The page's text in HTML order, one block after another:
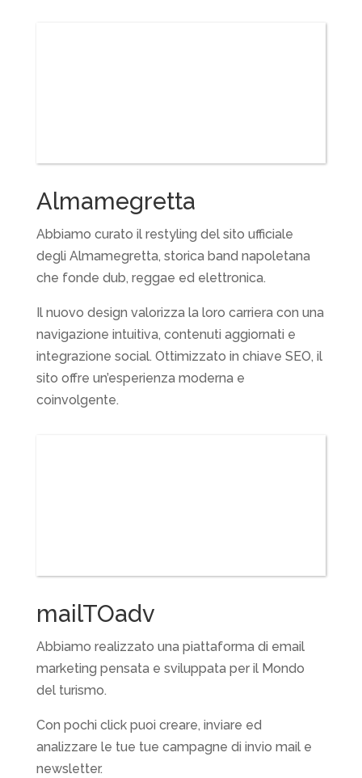
Almamegretta
Abbiamo curato il restyling del sito ufficiale
degli Almamegretta, storica band napoletana
che fonde dub, reggae ed elettronica.
Il nuovo design valorizza la loro carriera con una
navigazione intuitiva, contenuti aggiornati e
integrazione social. Ottimizzato in chiave SEO, il
sito offre un’esperienza moderna e
coinvolgente.
mailTOadv
Abbiamo realizzato una piattaforma di email
marketing pensata e sviluppata per il Mondo
del turismo.
Con pochi click puoi creare, inviare ed
analizzare le tue tue campagne di invio mail e
newsletter.